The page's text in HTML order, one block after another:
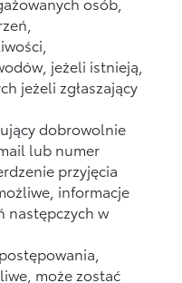
jeżeli istnieją,
jeżeli zgłaszający
dobrowolnie
lub numer
przyjęcia
informacje
następczych w
może zostać